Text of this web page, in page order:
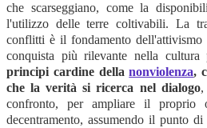
che scarseggiano, come la
l'utilizzo delle terre coltivabili. La
conflitti è il fondamento
conquista più rilevante nella
principi cardine dellanonviolenza,
che la verità si ricerca nel dialogo,
confronto, per ampliare il proprio
decentramento, assumendo il punto